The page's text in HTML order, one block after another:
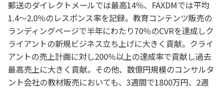
郵送のダイレクトメールでは最高14％、FAXDMでは平均
1.4〜2.0％のレスポンス率を記録。教育コンテンツ販売の
ランディングページで半年にわたり70％のCVRを達成しク
ライアントの新規ビジネス立ち上げに大きく貢献。クライ
アントの売上計画に対し200％以上の達成率で貢献し過去
最高売上に大きく貢献。その他、数億円規模のコンサルタ
ント会社の教材販売においても、3週間で1800万円、2週